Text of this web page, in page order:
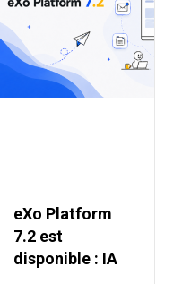
eXo Platform
7.2 est
disponible : IA